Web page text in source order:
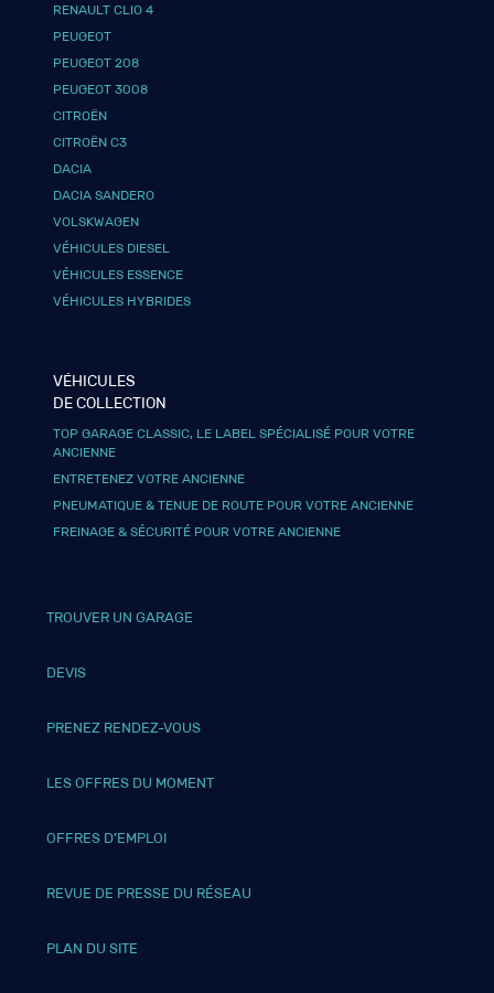
RENAULT CLIO 4
PEUGEOT
PEUGEOT 208
PEUGEOT 3008
CITROËN
CITROËN C3
DACIA
DACIA SANDERO
VOLSKWAGEN
VÉHICULES DIESEL
VÉHICULES ESSENCE
VÉHICULES HYBRIDES
VÉHICULES
DE COLLECTION
TOP GARAGE CLASSIC, LE LABEL SPÉCIALISÉ POUR VOTRE
ANCIENNE
ENTRETENEZ VOTRE ANCIENNE
PNEUMATIQUE & TENUE DE ROUTE POUR VOTRE ANCIENNE
FREINAGE & SÉCURITÉ POUR VOTRE ANCIENNE
TROUVER UN GARAGE
DEVIS
PRENEZ RENDEZ-VOUS
LES OFFRES DU MOMENT
OFFRES D’EMPLOI
REVUE DE PRESSE DU RÉSEAU
PLAN DU SITE